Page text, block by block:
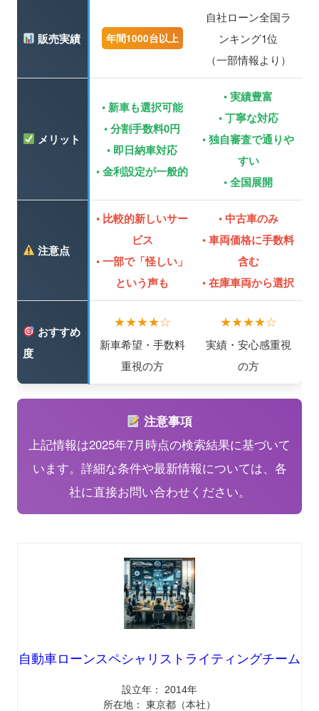
販売実績 年間1000台以上
自社ローン全国ラ
ンキング1位
（一部情報より）
メリット
• 新車も選択可能
• 分割手数料0円
• 即日納車対応
• 金利設定が一般的
• 実績豊富
• 丁寧な対応
• 独自審査で通りや
すい
• 全国展開
注意点
• 比較的新しいサー
ビス
• 一部で「怪しい」
という声も
• 中古車のみ
• 車両価格に手数料
含む
• 在庫車両から選択
おすすめ
度
★★★★☆
新車希望・手数料
重視の方
★★★★☆
実績・安心感重視
の方
注意事項
上記情報は2025年7月時点の検索結果に基づいて
います。詳細な条件や最新情報については、各
社に直接お問い合わせください。
自動車ローンスペシャリストライティングチーム
設立年： 2014年
所在地： 東京都（本社）